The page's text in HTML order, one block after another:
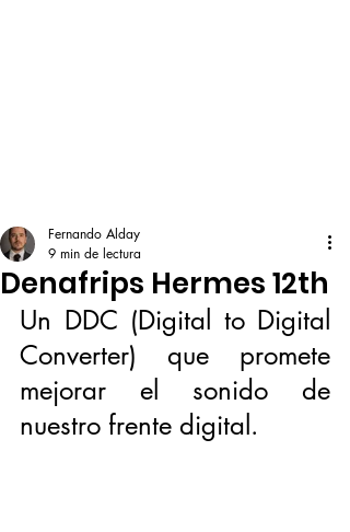
Denafrips Hermes 12th
Fernando Alday
9 min de lectura
Un DDC (Digital to Digital
Converter) que promete
mejorar el sonido de
nuestro frente digital.